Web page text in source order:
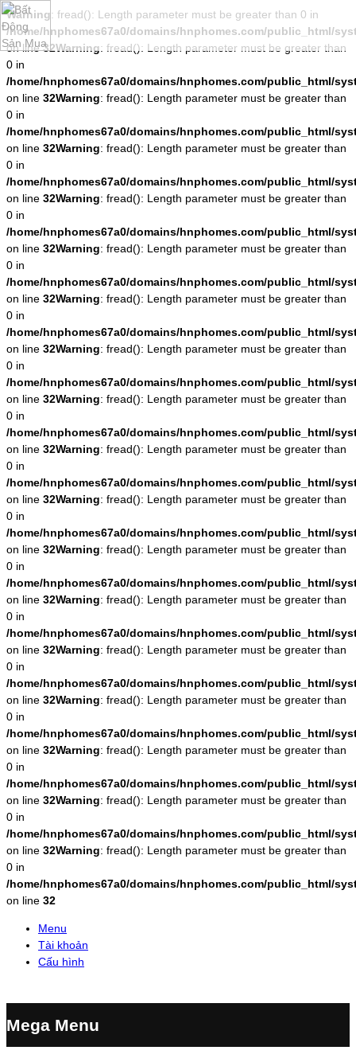
Warning: fread(): Length parameter must be greater than 0 in
/home/hnphomes67a0/domains/hnphomes.com/public_html/
on line32Warning: fread(): Length parameter must be greater than
0 in
/home/hnphomes67a0/domains/hnphomes.com/public_html/
on line 32Warning: fread(): Length parameter must be greater than
0 in
/home/hnphomes67a0/domains/hnphomes.com/public_html/
on line 32Warning: fread(): Length parameter must be greater than
0 in
/home/hnphomes67a0/domains/hnphomes.com/public_html/
on line 32Warning: fread(): Length parameter must be greater than
0 in
/home/hnphomes67a0/domains/hnphomes.com/public_html/
on line 32Warning: fread(): Length parameter must be greater than
0 in
/home/hnphomes67a0/domains/hnphomes.com/public_html/
on line 32Warning: fread(): Length parameter must be greater than
0 in
/home/hnphomes67a0/domains/hnphomes.com/public_html/
on line 32Warning: fread(): Length parameter must be greater than
0 in
/home/hnphomes67a0/domains/hnphomes.com/public_html/
on line 32Warning: fread(): Length parameter must be greater than
0 in
/home/hnphomes67a0/domains/hnphomes.com/public_html/
on line 32Warning: fread(): Length parameter must be greater than
0 in
/home/hnphomes67a0/domains/hnphomes.com/public_html/
on line 32Warning: fread(): Length parameter must be greater than
0 in
/home/hnphomes67a0/domains/hnphomes.com/public_html/
on line 32Warning: fread(): Length parameter must be greater than
0 in
/home/hnphomes67a0/domains/hnphomes.com/public_html/
on line 32Warning: fread(): Length parameter must be greater than
0 in
/home/hnphomes67a0/domains/hnphomes.com/public_html/
on line 32Warning: fread(): Length parameter must be greater than
0 in
/home/hnphomes67a0/domains/hnphomes.com/public_html/
on line 32Warning: fread(): Length parameter must be greater than
0 in
/home/hnphomes67a0/domains/hnphomes.com/public_html/
on line 32Warning: fread(): Length parameter must be greater than
0 in
/home/hnphomes67a0/domains/hnphomes.com/public_html/
on line 32Warning: fread(): Length parameter must be greater than
0 in
/home/hnphomes67a0/domains/hnphomes.com/public_html/
on line 32Warning: fread(): Length parameter must be greater than
0 in
/home/hnphomes67a0/domains/hnphomes.com/public_html/
on line 32
Menu
Tài khoản
Cấu hình
Mega Menu